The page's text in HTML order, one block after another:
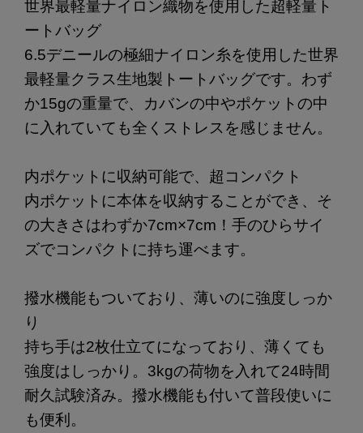
世界最軽量ナイロン織物を使用した超軽量ト
ートバッグ
6.5デニールの極細ナイロン糸を使用した世界
最軽量クラス生地製トートバッグです。わず
か15gの重量で、カバンの中やポケットの中
に入れていても全くストレスを感じません。
内ポケットに収納可能で、超コンパクト
内ポケットに本体を収納することができ、そ
の大きさはわずか7cm×7cm！手のひらサイ
ズでコンパクトに持ち運べます。
撥水機能もついており、薄いのに強度しっか
り
持ち手は2枚仕立てになっており、薄くても
強度はしっかり。3kgの荷物を入れて24時間
耐久試験済み。撥水機能も付いて普段使いに
も便利。